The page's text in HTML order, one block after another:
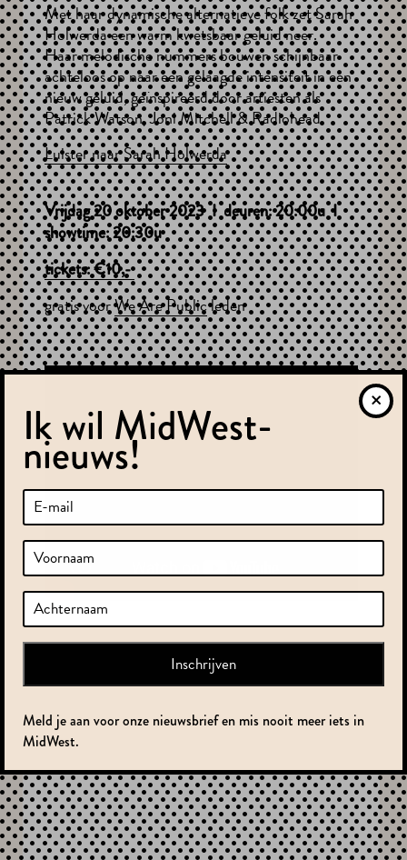
Met haar dynamische alternatieve folk zet Sarah
Holwerda een warm kwetsbaar geluid neer.
Haar melodische nummers bouwen schijnbaar
achteloos op naar een gelaagde intensiteit in een
nieuw geluid, geïnspireerd door artiesten als
Patrick Watson, Joni Mitchell & Radiohead.
Luister naar Sarah Holwerda
Vrijdag 20 oktober 2023 I deuren: 20:00u I
showtime: 20:30u
tickets: €10,-
gratis voorWe Are Publicleden
Ik wil MidWest-
nieuws!
Meld je aan voor onze nieuwsbrief en mis nooit meer iets in
MidWest.